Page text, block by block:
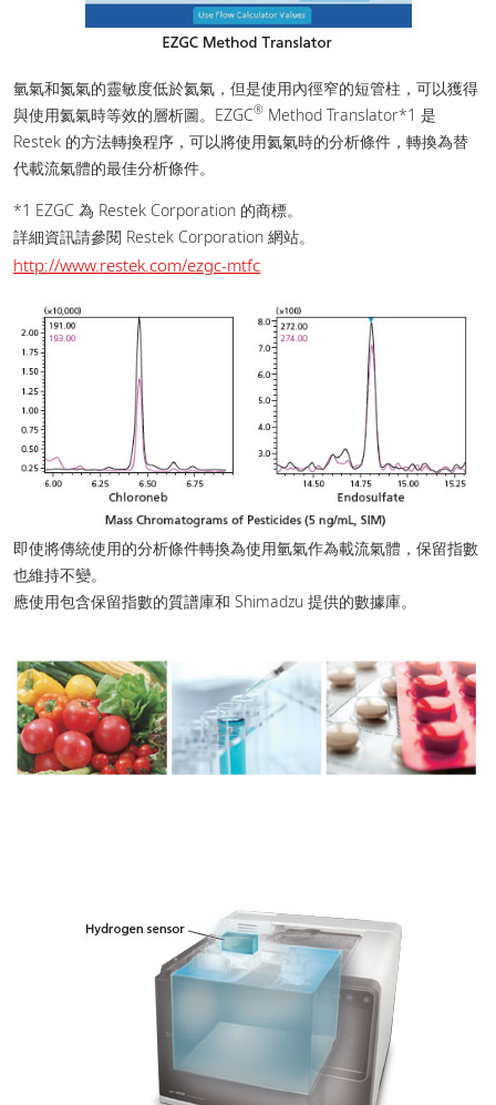
氫氣和氮氣的靈敏度低於氦氣，但是使用內徑窄的短管柱，可以獲得
與使用氦氣時等效的層析圖。EZGC® Method Translator*1 是
Restek 的方法轉換程序，可以將使用氦氣時的分析條件，轉換為替
代載流氣體的最佳分析條件。
*1 EZGC 為 Restek Corporation 的商標。
詳細資訊請參閱 Restek Corporation 網站。
http://www.restek.com/ezgc-mtfc
即使將傳統使用的分析條件轉換為使用氫氣作為載流氣體，保留指數
也維持不變。
應使用包含保留指數的質譜庫和 Shimadzu 提供的數據庫。